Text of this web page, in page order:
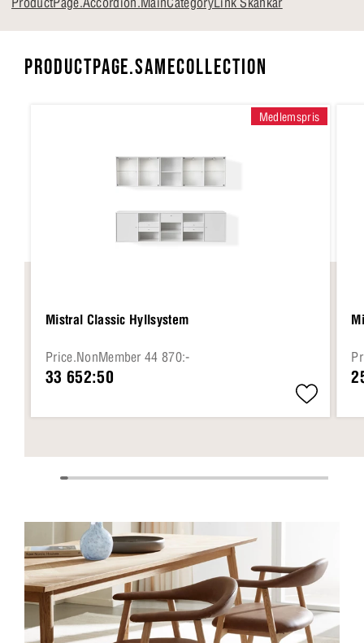
PRODUCTPAGE.SAMECOLLECTION
Medlemspris
Mistral Classic Hyllsystem
Price.NonMember 44 870:-
33 652:50